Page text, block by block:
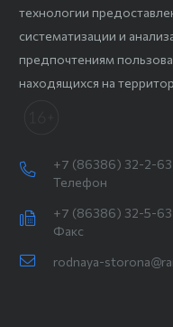
технологии
систематизации и
предпочтениям
находящихся на
+7 (86386) 32-2-63
Телефон
+7 (86386) 32-5-63
Факс
rodnaya-